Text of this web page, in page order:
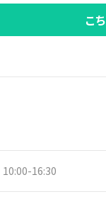
こ
10:00-16:30